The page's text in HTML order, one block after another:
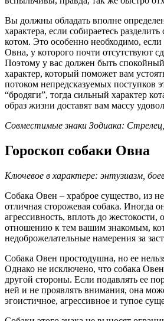
Вы должны обладать вполне
характера, если собираетесь
котом. Это особенно необходимо,
Овна, у которого почти отсутствуют
Поэтому у вас должен быть
характер, который поможет вам
потоком непредсказуемых поступков
“бродяги”, тогда сильный характер
образ жизни доставят вам массу
Совместимые знаки Зодиака:
Гороскоп собаки Овна
Ключевое в характере: энтузиазм,
Собака Овен – храброе существо, из
отличная сторожевая собака. Иногда
агрессивность, вплоть до жестокости,
отношению к тем вашим знакомым,
недоброжелательные намерения за
Собака Овен простодушна, но ее
Однако не исключено, что собака
другой стороны. Если подавлять ее
ней и не проявлять внимания, она
эгоистичное, агрессивное и тупое